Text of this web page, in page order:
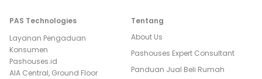
PAS Technologies
Layanan Pengaduan
Konsumen
Pashouses.id
AIA Central, Ground Floor
Tentang
About Us
Pashouses Expert Consultant
Panduan Jual Beli Rumah